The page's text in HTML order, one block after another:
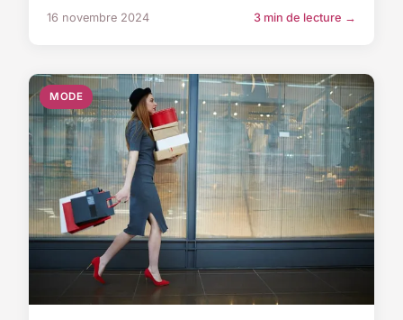
16 novembre 2024 3 min de lecture →
MODE